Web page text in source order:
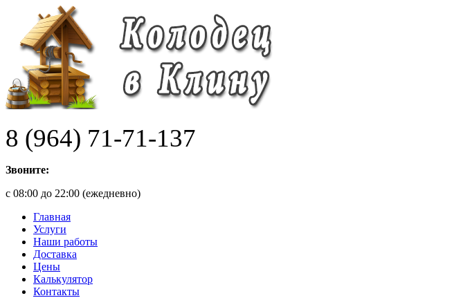
8 (964) 71-71-137
Звоните:
с 08:00 до 22:00 (ежедневно)
Главная
Услуги
Наши работы
Доставка
Цены
Калькулятор
Контакты